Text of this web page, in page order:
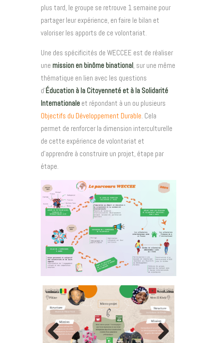
plus tard, le groupe se retrouve 1 semaine pour
partager leur expérience, en faire le bilan et
valoriser les apports de ce volontariat.
Une des spécificités de WECCEE est de réaliser
une mission en binôme binational , sur une même
thématique en lien avec les questions
d’Éducation à la Citoyenneté et à la Solidarité
Internationale et répondant à un ou plusieurs
Objectifs du Développement Durable Cela
permet de renforcer la dimension interculturelle
de cette expérience de volontariat et
d’apprendre à construire un projet, étape par
étape.